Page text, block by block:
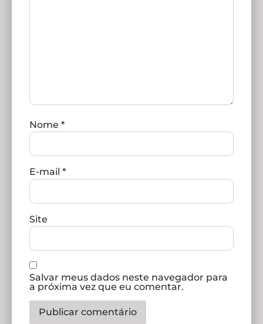
Nome *
E-mail *
Site
Salvar meus dados neste navegador para
a próxima vez que eu comentar.